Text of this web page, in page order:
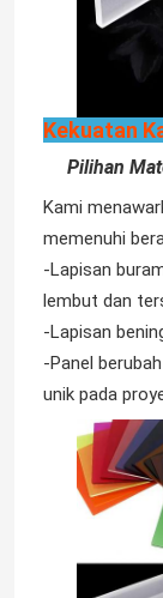
Kekuatan
Pilihan
Kami
memenuhi
-Lapisan
lembut dan
-Lapisan
-Panel
unik pada